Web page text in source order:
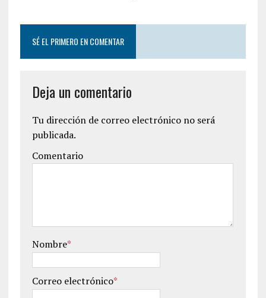
SÉ EL PRIMERO EN COMENTAR
Deja un comentario
Tu dirección de correo electrónico no será
publicada.
Comentario
Nombre*
Correo electrónico*